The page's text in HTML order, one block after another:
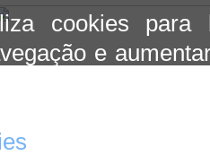
cookies para
e